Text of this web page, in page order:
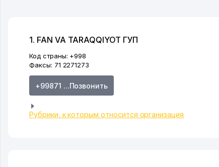
1. FAN VA TARAQQIYOT ГУП
Код страны: +998
Факсы: 71 2271273
+99871 ...Позвонить
Рубрики, к которым относится организация